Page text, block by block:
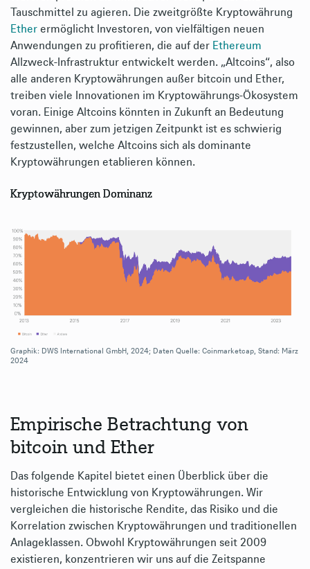
Tauschmittel zu agieren. Die zweitgrößte Kryptowährung
Ether ermöglicht Investoren, von vielfältigen neuen
Anwendungen zu profitieren, die auf der Ethereum
Allzweck-Infrastruktur entwickelt werden. „Altcoins“, also
alle anderen Kryptowährungen außer bitcoin und Ether,
treiben viele Innovationen im Kryptowährungs-Ökosystem
voran. Einige Altcoins könnten in Zukunft an Bedeutung
gewinnen, aber zum jetzigen Zeitpunkt ist es schwierig
festzustellen, welche Altcoins sich als dominante
Kryptowährungen etablieren können.
Kryptowährungen Dominanz
Graphik: DWS International GmbH, 2024; Daten Quelle: Coinmarketcap, Stand: März
2024
Empirische Betrachtung von
bitcoin und Ether
Das folgende Kapitel bietet einen Überblick über die
historische Entwicklung von Kryptowährungen. Wir
vergleichen die historische Rendite, das Risiko und die
Korrelation zwischen Kryptowährungen und traditionellen
Anlageklassen. Obwohl Kryptowährungen seit 2009
existieren, konzentrieren wir uns auf die Zeitspanne